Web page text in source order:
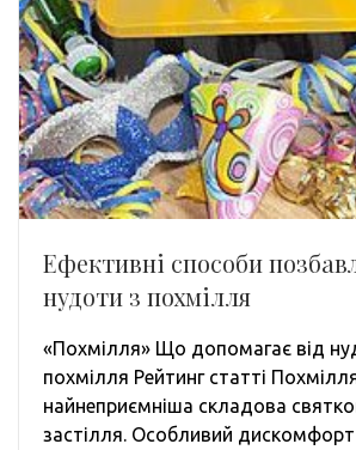
Ефективні способи
нудоти з похмілля
«Похмілля» Що допомагає від
похмілля Рейтинг статті
найнеприємніша складова
застілля. Особливий